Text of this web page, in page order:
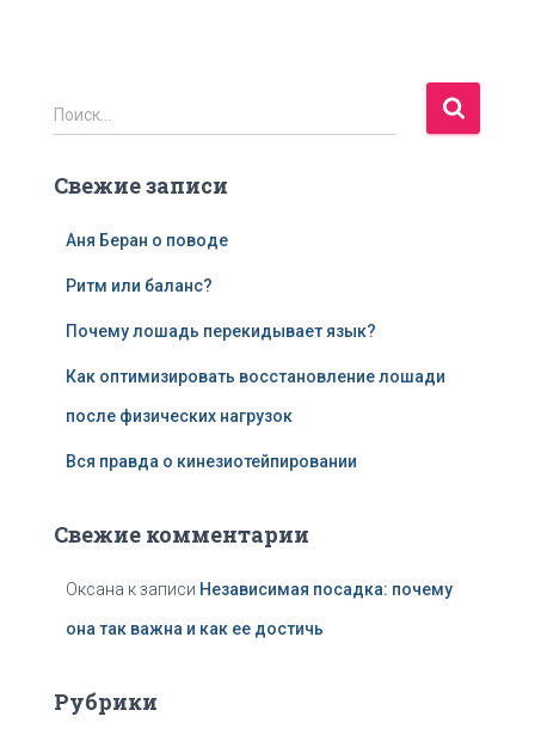
Н
а
т
Поиск…
Свежие записи
Аня Беран о поводе
Ритм или баланс?
Почему лошадь перекидывает язык?
Как оптимизировать восстановление лошади
после физических нагрузок
Вся правда о кинезиотейпировании
Свежие комментарии
Оксана к записи Независимая посадка: почему
она так важна и как ее достичь
Рубрики